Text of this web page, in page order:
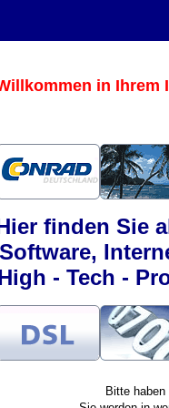
in Ihrem
finden Sie
- Tech -
Bitte